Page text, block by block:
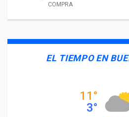
COMPRA
EL TIEMPO EN